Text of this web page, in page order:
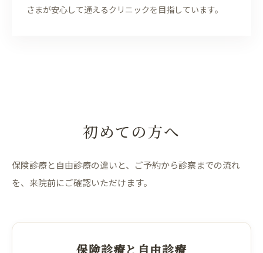
さまが安心して通えるクリニックを目指しています。
初めての方へ
保険診療と自由診療の違いと、ご予約から診察までの流れ
を、来院前にご確認いただけます。